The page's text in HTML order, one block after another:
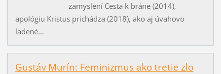
zamyslení Cesta k bráne (2014),
apológiu Kristus prichádza (2018), ako aj úvahovo
ladené...
Gustáv Murín: Feminizmus ako tretie zlo